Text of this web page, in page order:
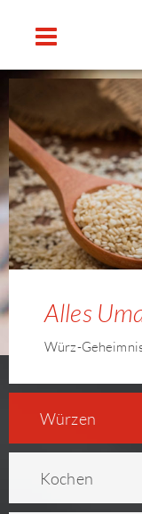
Alles
Würz-
Würzen
Kochen